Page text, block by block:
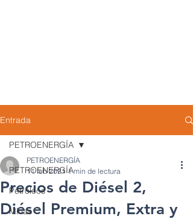
Entrada
PETROENERGÍA
Petróleos
Minas
PETROENERGÍA
Precios de Diésel 2,
Diésel Premium, Extra y
PETROENERGÍA
11 feb 2021 1 min de lectura